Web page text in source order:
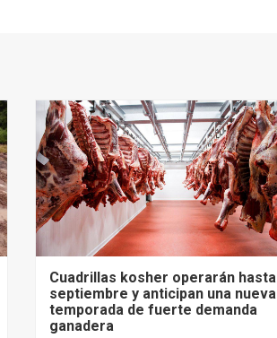
Cuadrillas kosher operarán hasta
septiembre y anticipan una nueva
temporada de fuerte demanda
ganadera